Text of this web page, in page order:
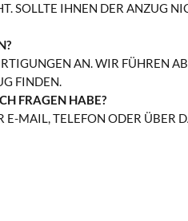
SOLLTE IHNEN DER ANZUG
AN. WIR FÜHREN
FRAGEN HABE?
E-MAIL, TELEFON ODER ÜBER